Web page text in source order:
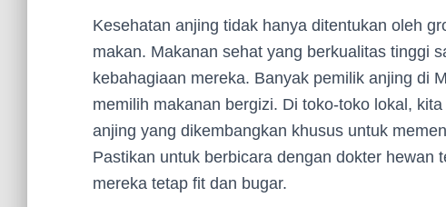
Kesehatan anjing tidak hanya ditentukan oleh
makan. Makanan sehat yang berkualitas tinggi
kebahagiaan mereka. Banyak pemilik anjing di
memilih makanan bergizi. Di toko-toko lokal,
anjing yang dikembangkan khusus untuk
Pastikan untuk berbicara dengan dokter hewan
mereka tetap fit dan bugar.